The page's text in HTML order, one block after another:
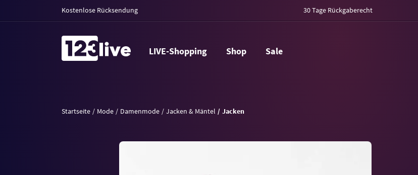
Kostenlose Rücksendung 30 Tage Rückgaberecht
LIVE-Shopping Shop Sale
Startseite Mode Damenmode Jacken & Mäntel Jacken